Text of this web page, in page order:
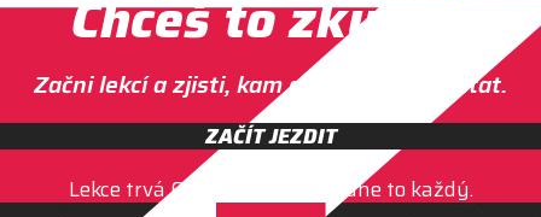
Chceš to zkusit?
Začni lekcí a zjisti, kam až se můžeš dostat.
ZAČÍT JEZDIT
Lekce trvá 60–90 minut. Zvládne to každý.